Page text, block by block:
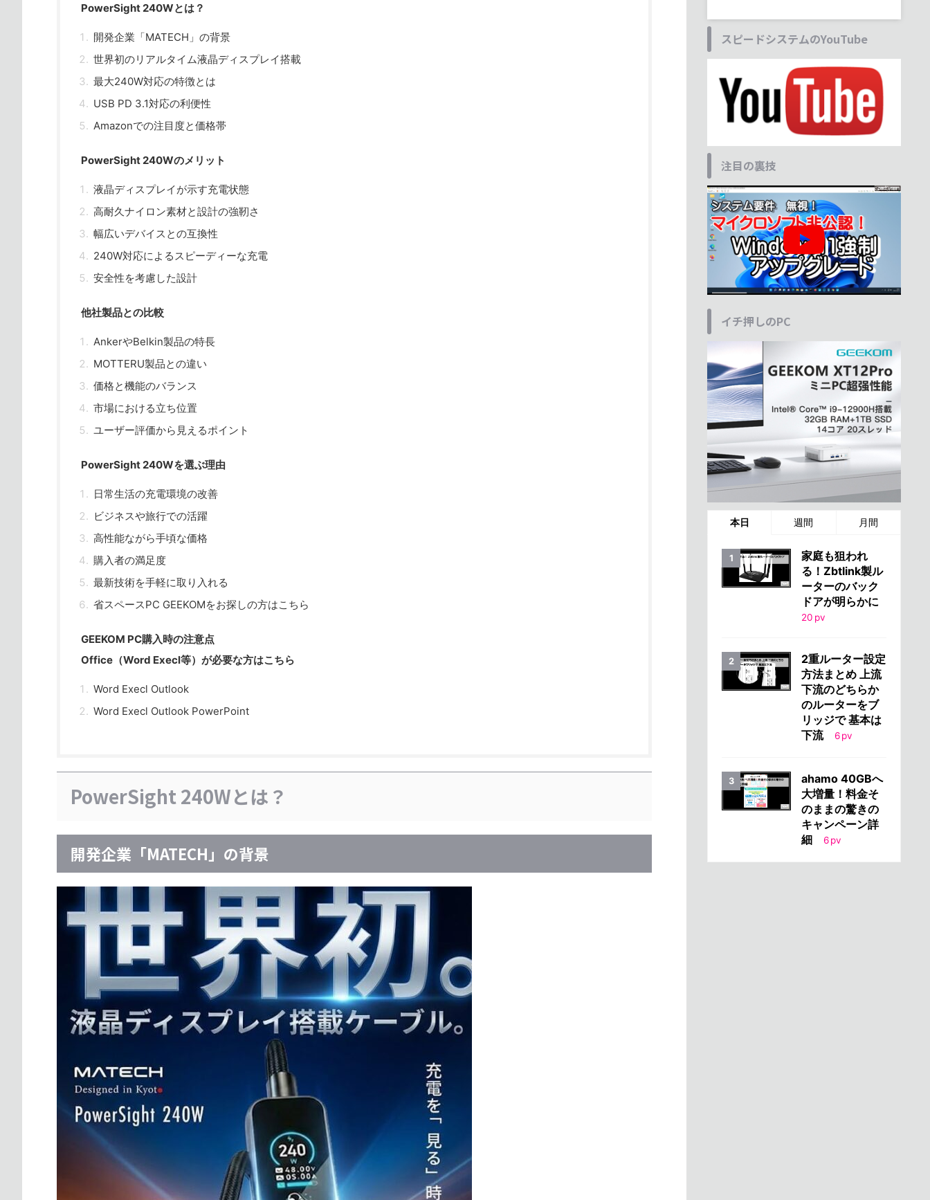
PowerSight 240Wとは？
開発企業「MATECH」の背景
世界初のリアルタイム液晶ディスプレイ搭載
最大240W対応の特徴とは
USB PD 3.1対応の利便性
Amazonでの注目度と価格帯
PowerSight 240Wのメリット
液晶ディスプレイが示す充電状態
高耐久ナイロン素材と設計の強靭さ
幅広いデバイスとの互換性
240W対応によるスピーディーな充電
安全性を考慮した設計
他社製品との比較
AnkerやBelkin製品の特長
MOTTERU製品との違い
価格と機能のバランス
市場における立ち位置
ユーザー評価から見えるポイント
PowerSight 240Wを選ぶ理由
日常生活の充電環境の改善
ビジネスや旅行での活躍
高性能ながら手頃な価格
購入者の満足度
最新技術を手軽に取り入れる
省スペースPC GEEKOMをお探しの方はこちら
GEEKOM PC購入時の注意点
Office（Word Execl等）が必要な方はこちら
Word Execl Outlook
Word Execl Outlook PowerPoint
PowerSight 240Wとは？
開発企業「MATECH」の背景
スピードシステムのYouTube
注目の裏技
イチ押しのPC
本日 週間 月間
家庭も狙われ
る！Zbtlink製ル
ーターのバック
ドアが明らかに
20 pv
2重ルーター設定
方法まとめ 上流
下流のどちらか
のルーターをブ
リッジで 基本は
下流
6pv
ahamo 40GBへ
大増量！料金そ
のままの驚きの
キャンペーン詳
細
6pv